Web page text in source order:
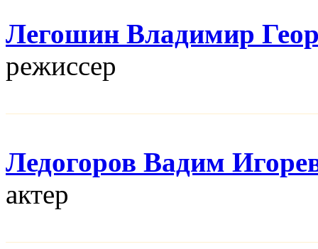
Легошин Владимир
режисcер
Ледогоров Вадим
актер